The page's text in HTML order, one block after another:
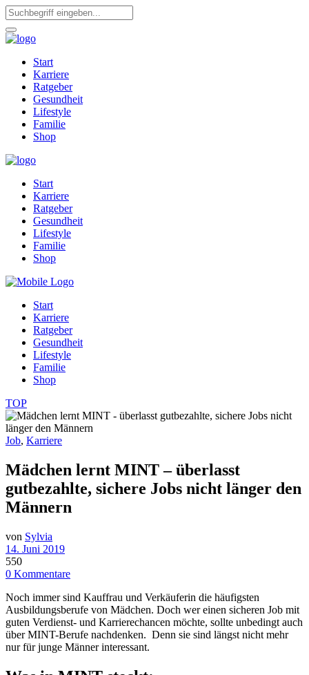
Start
Karriere
Ratgeber
Gesundheit
Lifestyle
Familie
Shop
Start
Karriere
Ratgeber
Gesundheit
Lifestyle
Familie
Shop
Start
Karriere
Ratgeber
Gesundheit
Lifestyle
Familie
Shop
TOP
Job, Karriere
Mädchen lernt MINT – überlasst
gutbezahlte, sichere Jobs nicht länger den
Männern
von Sylvia
14. Juni 2019
550
0 Kommentare
Noch immer sind Kauffrau und Verkäuferin die häufigsten
Ausbildungsberufe von Mädchen. Doch wer einen sicheren Job mit
guten Verdienst- und Karrierechancen möchte, sollte unbedingt auch
über MINT-Berufe nachdenken. Denn sie sind längst nicht mehr
nur für junge Männer interessant.